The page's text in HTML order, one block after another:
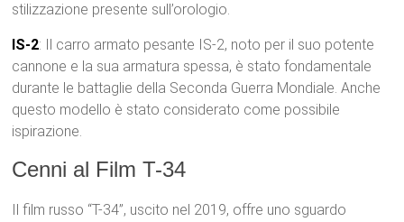
stilizzazione presente sull’orologio.
IS-2: Il carro armato pesante IS-2, noto per il suo potente
cannone e la sua armatura spessa, è stato fondamentale
durante le battaglie della Seconda Guerra Mondiale. Anche
questo modello è stato considerato come possibile
ispirazione.
Cenni al Film T-34
Il film russo “T-34”, uscito nel 2019, offre uno sguardo